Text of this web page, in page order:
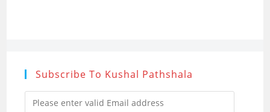
Subscribe To Kushal Pathshala
Please